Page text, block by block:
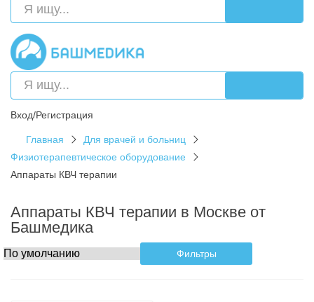
Вход/Регистрация
Главная
Для врачей и больниц
Физиотерапевтическое оборудование
Аппараты КВЧ терапии
Аппараты КВЧ терапии в Москве от
Башмедика
Фильтры